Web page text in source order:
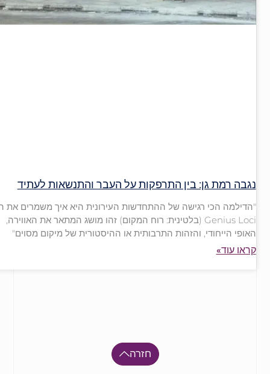
נגבה רמת גן: בין התרפקות על העבר והתנשאות לעתיד
"הדילמה הכי רגישה של ההתחדשות העירונית היא איך משמרים את
Genius Loci (בלטינית: רוח המקום) זהו מושג המתאר את האווירה,
האופי הייחודי, והזהות התרבותית או ההיסטורית של מיקום מסוים"
קראו עוד»
חזרה